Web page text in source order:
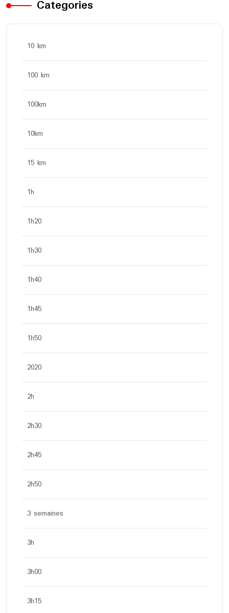
Categories
10 km
100 km
100km
10km
15 km
1h
1h20
1h30
1h40
1h45
1h50
2020
2h
2h30
2h45
2h50
3 semaines
3h
3h00
3h15